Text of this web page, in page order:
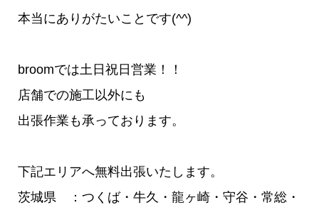
本当にありがたいことです(^^)
broomでは土日祝日営業！！
店舗での施工以外にも
出張作業も承っております。
下記エリアへ無料出張いたします。
茨城県 ：つくば・牛久・龍ヶ崎・守谷・常総・